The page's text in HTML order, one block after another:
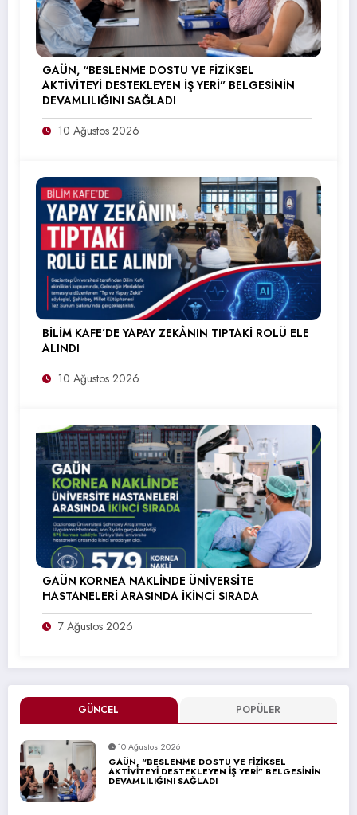
GÜNCEL POPÜLER
10 Ağustos 2026
GAÜN, “BESLENME DOSTU VE FİZİKSEL
AKTİVİTEYİ DESTEKLEYEN İŞ YERİ” BELGESİNİN
DEVAMLILIĞINI SAĞLADI
GAÜN, “BESLENME DOSTU VE FİZİKSEL
AKTİVİTEYİ DESTEKLEYEN İŞ YERİ” BELGESİNİN
DEVAMLILIĞINI SAĞLADI
10 Ağustos 2026
BİLİM KAFE’DE YAPAY ZEKÂNIN TIPTAKİ ROLÜ ELE
ALINDI
10 Ağustos 2026
GAÜN KORNEA NAKLİNDE ÜNİVERSİTE
HASTANELERİ ARASINDA İKİNCİ SIRADA
7 Ağustos 2026